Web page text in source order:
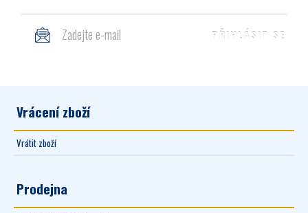
Vrácení zboží
Vrátit zboží
Prodejna